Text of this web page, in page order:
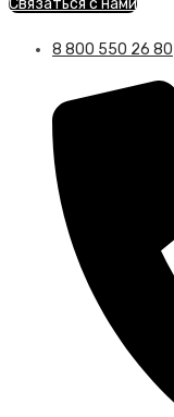
Связаться с нами
8 800 550 26 80